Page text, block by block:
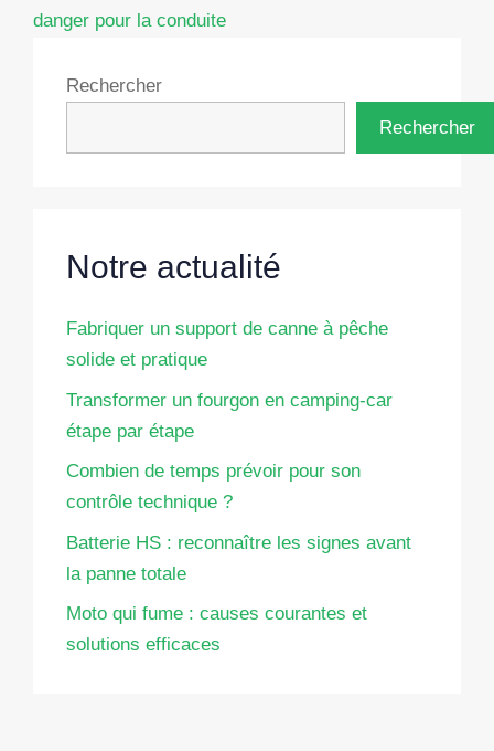
danger pour la conduite
Rechercher
Rechercher
Notre actualité
Fabriquer un support de canne à pêche
solide et pratique
Transformer un fourgon en camping-car
étape par étape
Combien de temps prévoir pour son
contrôle technique ?
Batterie HS : reconnaître les signes avant
la panne totale
Moto qui fume : causes courantes et
solutions efficaces